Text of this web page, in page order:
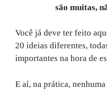
são muitas,
Você já deve ter feito
20 ideias diferentes,
importantes na hora de
E aí, na prática,